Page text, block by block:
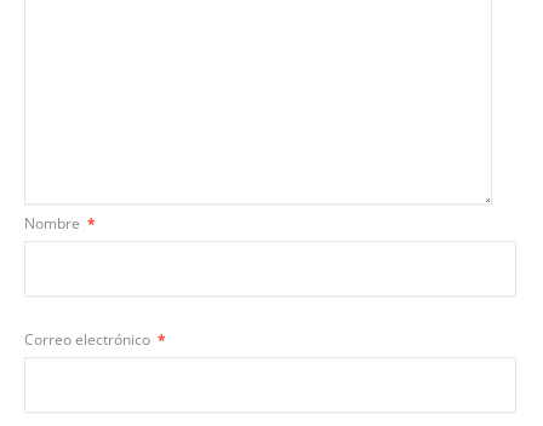
Nombre *
Correo electrónico *